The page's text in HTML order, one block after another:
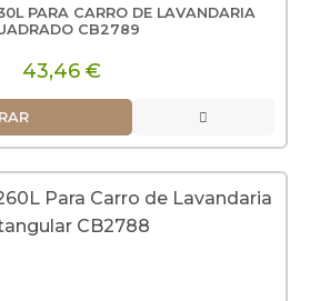
PARA CARRO DE LAVANDARIA
CB2789
43,46 €